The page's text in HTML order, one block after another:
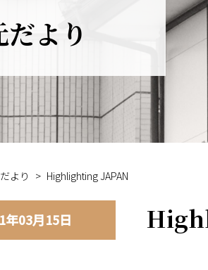
より
より > Highlighting JAPAN
年03月15日